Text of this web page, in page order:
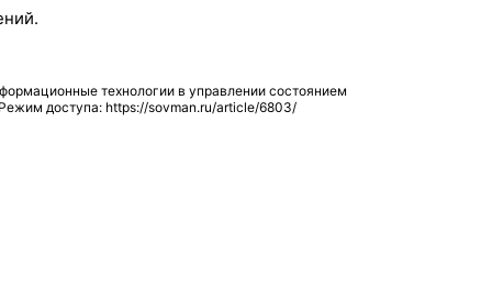
технологии в управлении состоянием
доступа: https://sovman.ru/article/6803/